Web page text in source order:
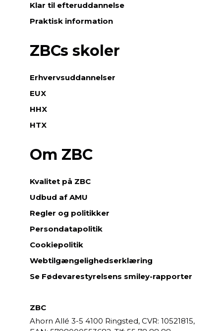
Klar til efteruddannelse
Praktisk information
ZBCs skoler
Erhvervsuddannelser
EUX
HHX
HTX
Om ZBC
Kvalitet på ZBC
Udbud af AMU
Regler og politikker
Persondatapolitik
Cookiepolitik
Webtilgængelighedserklæring
Se Fødevarestyrelsens smiley-rapporter
ZBC
Ahorn Allé 3-5 4100 Ringsted, CVR: 10521815,